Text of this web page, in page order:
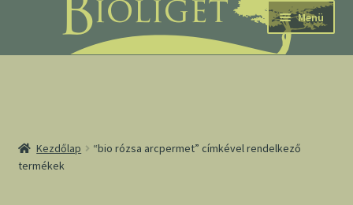
navigációhoz
tartalomba
Menü
Kezdőlap
“bio rózsa arcpermet” címkével rendelkező
termékek